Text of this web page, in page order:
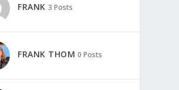
FRANK 3 Posts
FRANK THOM 0 Posts